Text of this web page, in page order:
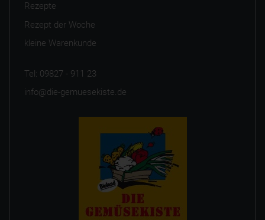
Rezepte
Rezept der Woche
kleine Warenkunde
Tel: 09827 - 911 23
info@die-gemuesekiste.de